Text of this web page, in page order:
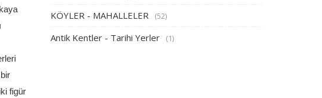
figür
KÖYLER - MAHALLELER (52)
Antik Kentler - Tarihi Yerler (1)